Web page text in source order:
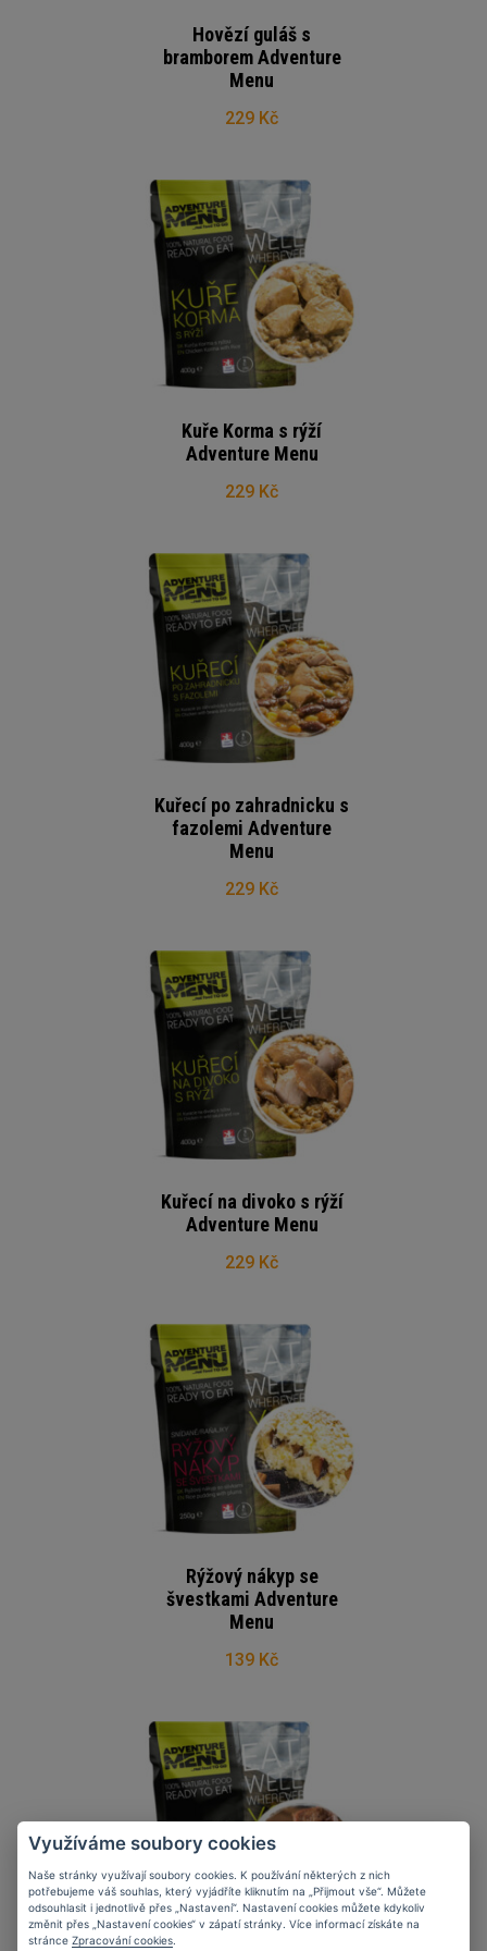
Hovězí guláš s
bramborem Adventure
Menu
229 Kč
Kuře Korma s rýží
Adventure Menu
229 Kč
Kuřecí po zahradnicku s
fazolemi Adventure
Menu
229 Kč
Kuřecí na divoko s rýží
Adventure Menu
229 Kč
Rýžový nákyp se
švestkami Adventure
Menu
139 Kč
Využíváme soubory cookies
Naše stránky využívají soubory cookies. K používání některých z nich
potřebujeme váš souhlas, který vyjádříte kliknutím na „Přijmout vše“. Můžete
odsouhlasit i jednotlivě přes „Nastavení“. Nastavení cookies můžete kdykoliv
změnit přes „Nastavení cookies“ v zápatí stránky. Více informací získáte na
stránce Zpracování cookies